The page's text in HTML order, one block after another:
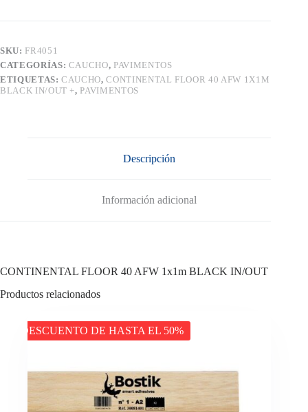
cantidad
SKU: FR4051
CATEGORÍAS: CAUCHO, PAVIMENTOS
ETIQUETAS:CAUCHO,CONTINENTAL FLOOR 40 AFW 1X1M
BLACK IN/OUT +, PAVIMENTOS
Descripción
Información adicional
CONTINENTAL FLOOR 40 AFW 1x1m BLACK IN/OUT
Productos relacionados
DESCUENTO DE HASTA EL 50%